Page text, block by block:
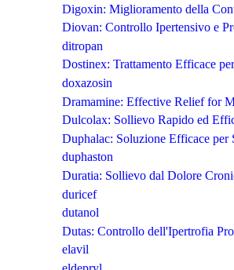
Digoxin: Miglioramento della
Diovan: Controllo Ipertensivo e
ditropan
Dostinex: Trattamento Efficace
doxazosin
Dramamine: Effective Relief for
Dulcolax: Sollievo Rapido ed
Duphalac: Soluzione Efficace per
duphaston
Duratia: Sollievo dal Dolore
duricef
dutanol
Dutas: Controllo dell'Ipertrofia
elavil